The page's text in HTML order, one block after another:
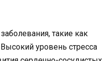
такие как
уровень стресса